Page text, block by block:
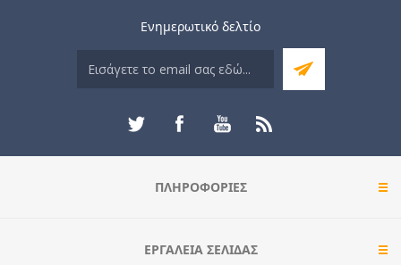
Ενημερωτικό δελτίο
ΠΛΗΡΟΦΟΡΊΕΣ
ΕΡΓΑΛΕΊΑ ΣΕΛΊΔΑΣ